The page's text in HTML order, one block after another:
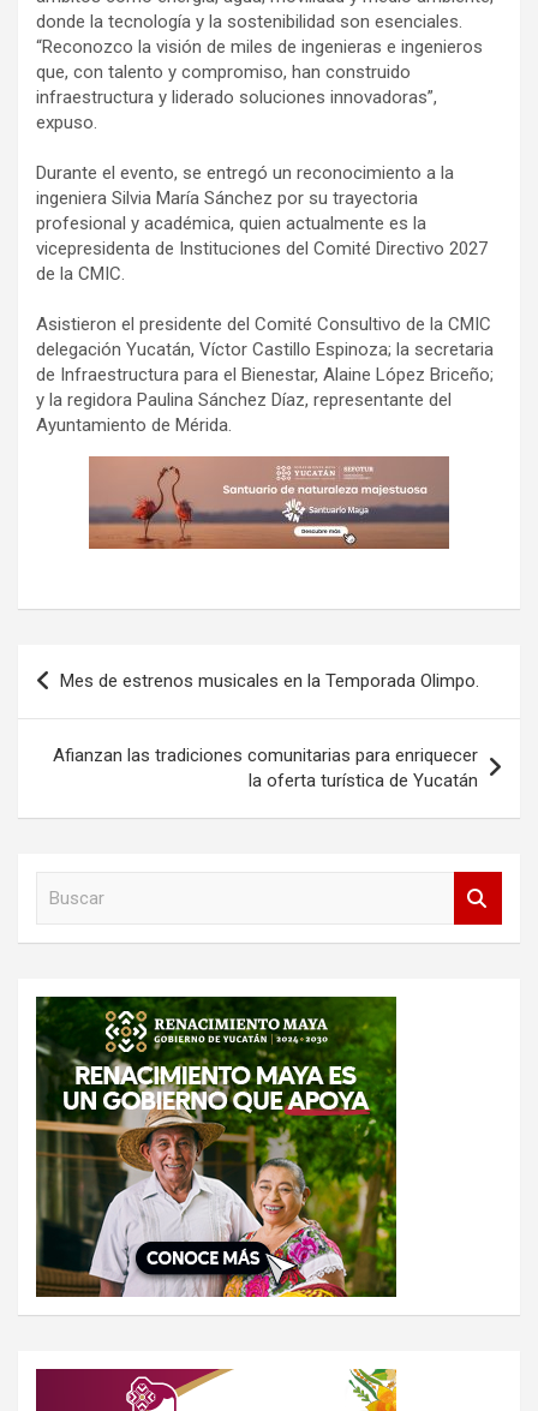
donde la tecnología y la sostenibilidad son esenciales.
“Reconozco la visión de miles de ingenieras e ingenieros
que, con talento y compromiso, han construido
infraestructura y liderado soluciones innovadoras”,
expuso.
Durante el evento, se entregó un reconocimiento a la
ingeniera Silvia María Sánchez por su trayectoria
profesional y académica, quien actualmente es la
vicepresidenta de Instituciones del Comité Directivo 2027
de la CMIC.
Asistieron el presidente del Comité Consultivo de la CMIC
delegación Yucatán, Víctor Castillo Espinoza; la secretaria
de Infraestructura para el Bienestar, Alaine López Briceño;
y la regidora Paulina Sánchez Díaz, representante del
Ayuntamiento de Mérida.
Navegación
de
entradas
Mes de estrenos musicales en la Temporada Olimpo.
Afianzan las tradiciones comunitarias para enriquecer
la oferta turística de Yucatán
r